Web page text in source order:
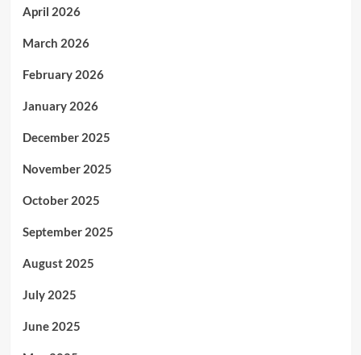
April 2026
March 2026
February 2026
January 2026
December 2025
November 2025
October 2025
September 2025
August 2025
July 2025
June 2025